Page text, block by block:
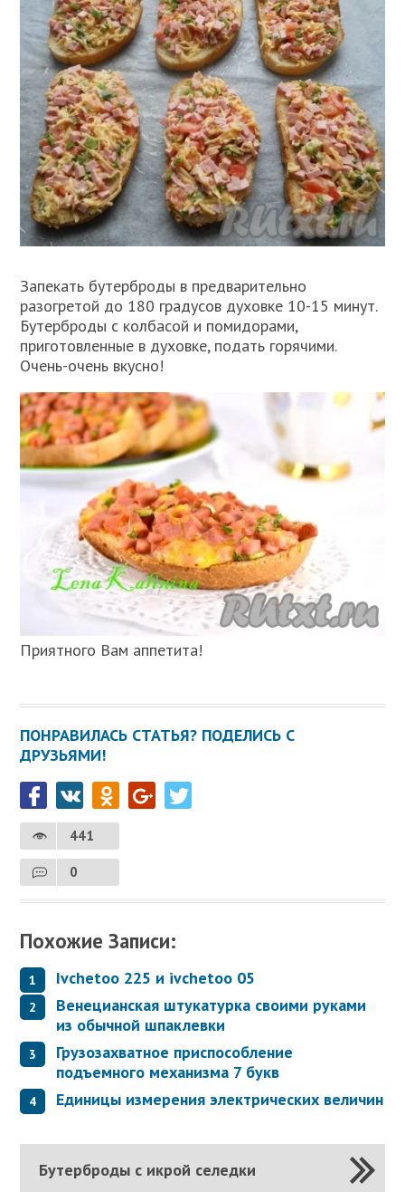
Запекать бутерброды в предварительно
разогретой до 180 градусов духовке 10-15 минут.
Бутерброды с колбасой и помидорами,
приготовленные в духовке, подать горячими.
Очень-очень вкусно!
Приятного Вам аппетита!
ПОНРАВИЛАСЬ СТАТЬЯ? ПОДЕЛИСЬ С
ДРУЗЬЯМИ!
441
0
Похожие Записи:
Ivchetoo 225 и ivchetoo 05
Венецианская штукатурка своими руками
из обычной шпаклевки
Грузозахватное приспособление
подъемного механизма 7 букв
Единицы измерения электрических величин
Бутерброды с икрой селедки